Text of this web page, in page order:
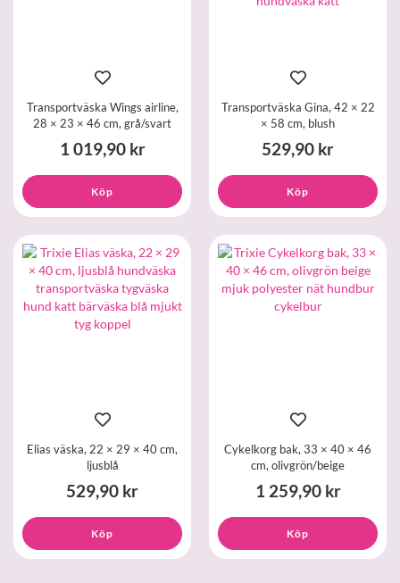
Transportväska Wings airline,
28 × 23 × 46 cm, grå/svart
1 019,90 kr
Köp
Transportväska Gina, 42 × 22
× 58 cm, blush
529,90 kr
Köp
Elias väska, 22 × 29 × 40 cm,
ljusblå
529,90 kr
Köp
Cykelkorg bak, 33 × 40 × 46
cm, olivgrön/beige
1 259,90 kr
Köp